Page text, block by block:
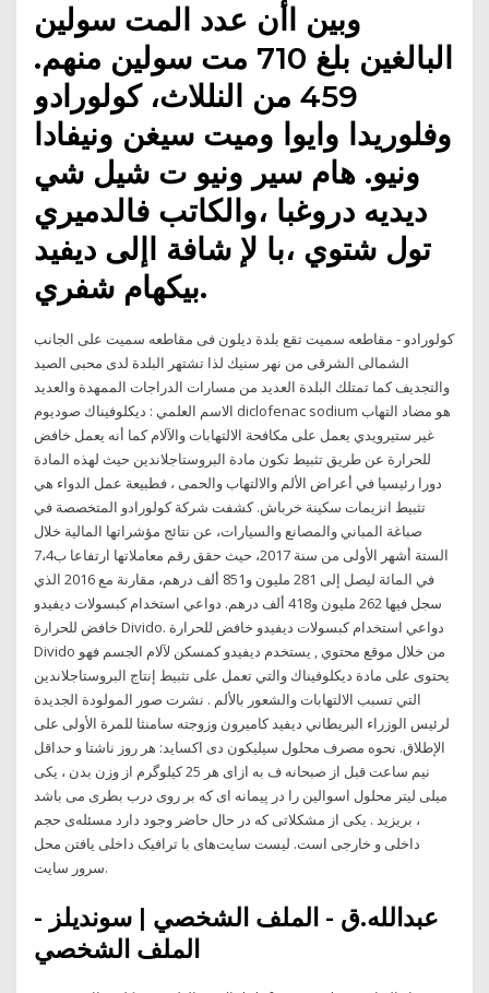
وبين اأن عدد المت سولين
البالغين بلغ 710 مت سولين منهم.
459 من النللاث، كولورادو
وفلوريدا وايوا وميت سيغن ونيفادا
ونيو. هام سير ونيو ت شيل شي
ديديه دروغبا ،والكاتب فالدميري
تول شتوي ،با لإ شافة اإلى ديفيد
بيكهام شفري.
كولورادو - مقاطعه سميت تقع بلدة ديلون فى مقاطعه سميت على الجانب
الشمالى الشرقى من نهر سنيك لذا تشتهر البلدة لدى محبى الصيد
والتجديف كما تمتلك البلدة العديد من مسارات الدراجات الممهدة والعديد
الاسم العلمي : ديكلوفيناك صوديوم diclofenac sodium هو مضاد التهاب
غير ستيرويدي يعمل على مكافحة الالتهابات والآلام كما أنه يعمل خافض
للحرارة عن طريق تثبيط تكون مادة البروستاجلاندين حيث لهذه المادة
دورا رئيسيا في أعراض الألم والالتهاب والحمى ، فطبيعة عمل الدواء هي
تثبيط انزيمات سكينة خرباش. كشفت شركة كولورادو المتخصصة في
صباغة المباني والمصانع والسيارات، عن نتائج مؤشراتها المالية خلال
الستة أشهر الأولى من سنة 2017، حيث حقق رقم معاملاتها ارتفاعا ب7،4
في المائة ليصل إلى 281 مليون و851 ألف درهم، مقارنة مع 2016 الذي
سجل فيها 262 مليون و418 ألف درهم. دواعي استخدام كبسولات ديفيدو
خافض للحرارة Divido. دواعي استخدام كبسولات ديفيدو خافض للحرارة
Divido من خلال موقع محتوي , يستخدم ديفيدو كمسكن لآلام الجسم فهو
يحتوى على مادة ديكلوفيناك والتي تعمل على تثبيط إنتاج البروستاجلاندين
التي تسبب الالتهابات والشعور بالألم . نشرت صور المولودة الجديدة
لرئيس الوزراء البريطاني ديفيد كاميرون وزوجته سامنثا للمرة الأولى على
الإطلاق. نحوه مصرف محلول سیلیکون دی اکساید: هر روز ناشتا و حداقل
نیم ساعت قبل از صبحانه ف به ازای هر 25 کیلوگرم از وزن بدن ، یکی
میلی لیتر محلول اسوالین را در پیمانه ای که بر روی درب بطری می باشد
، بریزید . یکی از مشکلاتی که در حال حاضر وجود دارد مسئله‌ی حجم
داخلی و خارجی است. لیست سایت‌های با ترافیک داخلی یافتن محل
سرور سایت.
عبدالله.ق - الملف الشخصي | سونديلز -
الملف الشخصي